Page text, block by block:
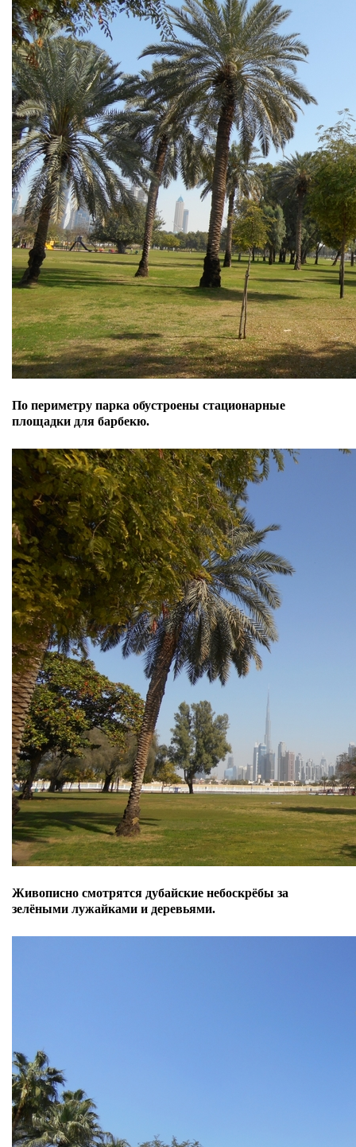
По периметру парка обустроены стационарные
площадки для барбекю.
Живописно смотрятся дубайские небоскрёбы за
зелёными лужайками и деревьями.